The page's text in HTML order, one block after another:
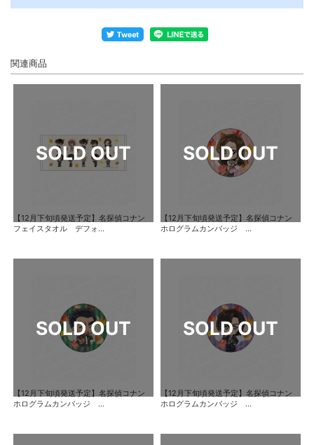
関連商品
【12月下旬頃発送予定】名探偵コナン
フェイスタオル デフォ...
【12月下旬頃発送予定】名探偵コナン
ホログラムカンバッジ ...
【12月下旬頃発送予定】名探偵コナン
ホログラムカンバッジ ...
【12月下旬頃発送予定】名探偵コナン
ホログラムカンバッジ ...